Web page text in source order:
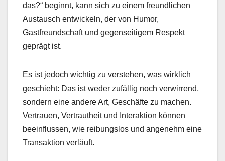
das?“ beginnt, kann sich zu einem freundlichen
Austausch entwickeln, der von Humor,
Gastfreundschaft und gegenseitigem Respekt
geprägt ist.
Es ist jedoch wichtig zu verstehen, was wirklich
geschieht: Das ist weder zufällig noch verwirrend,
sondern eine andere Art, Geschäfte zu machen.
Vertrauen, Vertrautheit und Interaktion können
beeinflussen, wie reibungslos und angenehm eine
Transaktion verläuft.